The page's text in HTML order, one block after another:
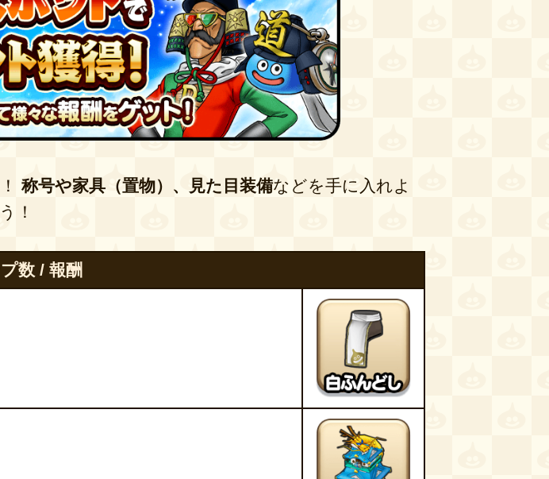
称号や家具（置物）、見た目装備などを手に入れよ
う！
数 / 報酬